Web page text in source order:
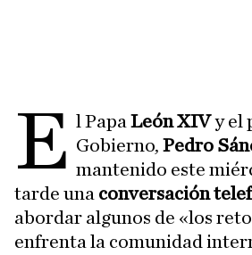
E l Papa León XIVy el
Gobierno,Pedro
mantenido este
tarde una conversación
abordar algunos de «los
enfrenta la comunidad